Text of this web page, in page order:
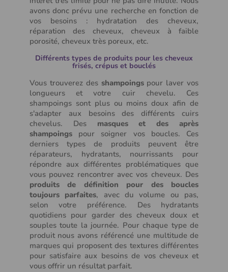
(64 avis)
avons donc prévu une recherche en fonction de
vos besoins : hydratation des cheveux,
réparation des cheveux, cheveux à faible
porosité, cheveux très poreux, etc.
Différents types de produits pour les cheveux
frisés, crépus et bouclés
Vous trouverez des shampoingspour laver vos
longueurs et votre cuir chevelu. Ces
shampoings sont plus ou moins doux afin de
s'adapter aux besoins des différents cuirs
chevelus. Des masques et des après
shampoingspour soigner vos boucles. Ces
derniers types de produits peuvent être
réparateurs, hydratants, nourrissants pour
répondre aux différentes problématiques que
vous pouvez rencontrer avec vos cheveux. Des
produits de définition pour des boucles
toujours parfaites, avec du volume ou pas,
selon votre préférence. Des hydratants
quotidiens pour garder des cheveux doux et
souples toute la journée. Pour chaque type de
produit nous avons référencé une multitude de
marques qui proposent des textures différentes
pour satisfaire aux besoins de vos cheveux et
vous offrir un résultat parfait.